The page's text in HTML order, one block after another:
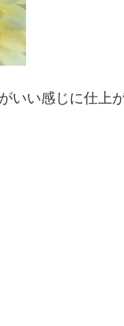
いい感じに仕上が